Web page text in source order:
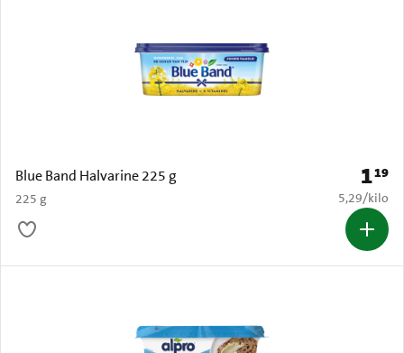
Blue Band Halvarine 225 g
225 g
Prijs:
119
€ 5,29 per
5,29/kilo